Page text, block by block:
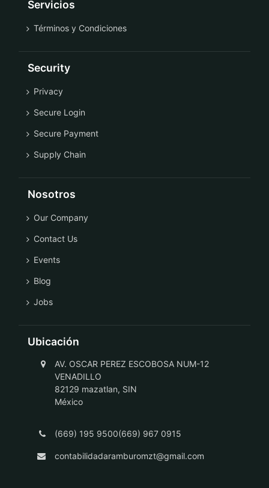
Servicios
Términos y Condiciones
Security
Privacy
Secure Login
Secure Payment
Supply Chain
Nosotros
Our Company
Contact Us
Events
Blog
Jobs
Ubicación
AV. OSCAR PEREZ ESCOBOSA NUM-12
VENADILLO
82129 mazatlan, SIN
México
(669) 195 9500(669) 967 0915
contabilidadaramburomzt@gmail.com